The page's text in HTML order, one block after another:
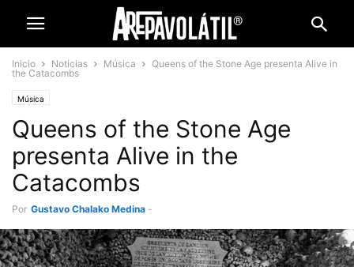
Inicio Noticias Música
Queens of the Stone Age presenta Alive in
the Catacombs
Música
Queens of the Stone Age
presenta Alive in the
Catacombs
Por Gustavo Chalako Medina -